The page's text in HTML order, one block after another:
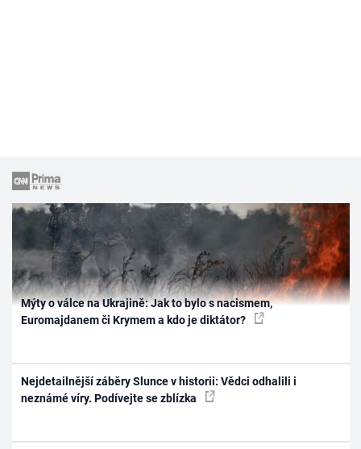
Mýty o válce na Ukrajině: Jak to bylo s nacismem,
Euromajdanem či Krymem a kdo je diktátor?
Nejdetailnější záběry Slunce v historii: Vědci odhalili i
neznámé víry. Podívejte se zblízka